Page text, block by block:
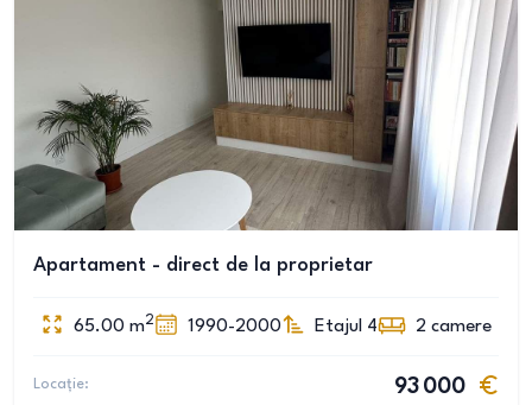
Apartament - direct de la proprietar
65.00 m2 1990-2000 Etajul 4 2 camere
Locație:
93 000